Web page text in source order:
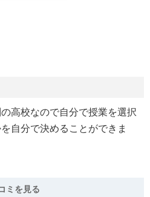
高校なので自分で授業を選択
自分で決めることができま
ミを見る